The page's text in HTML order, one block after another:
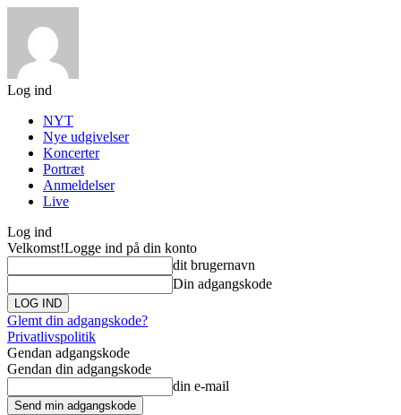
Log ind
NYT
Nye udgivelser
Koncerter
Portræt
Anmeldelser
Live
Log ind
Velkomst!Logge ind på din konto
dit brugernavn
Din adgangskode
Glemt din adgangskode?
Privatlivspolitik
Gendan adgangskode
Gendan din adgangskode
din e-mail